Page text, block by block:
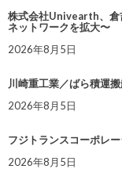
株式会社Univearth、倉
ネットワークを拡大〜
2026年8月5日
川崎重工業／ばら積運
2026年8月5日
フジトランスコーポレ
2026年8月5日